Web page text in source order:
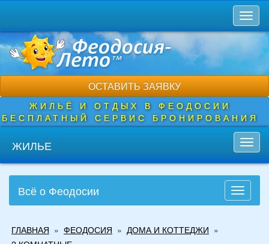
основному
содержанию
ОСТАВИТЬ ЗАЯВКУ
ЖИЛЬЁ И ОТДЫХ В ФЕОДОСИИ
БЕСПЛАТНЫЙ СЕРВИС БРОНИРОВАНИЯ
ЖИЛЬЕ
Toggle
Всё о Феодосии
здесь
ГЛАВНАЯ » ФЕОДОСИЯ » ДОМА И КОТТЕДЖИ »